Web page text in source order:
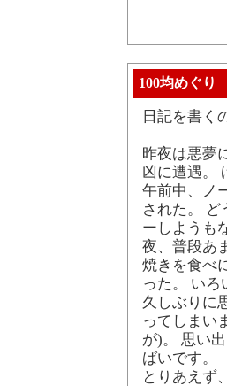
100均めぐり
日記を書く
昨夜は悪夢
凶に遭遇。
午前中、ノ
された。
ーしようも
夜、普段あ
焼きを食べ
った。 い
久しぶりに
ってしまい
が)。 思い
ばいです。
とりあえず